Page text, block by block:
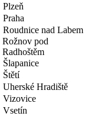
Plzeň
Praha
Roudnice nad Labem
Rožnov pod
Radhoštěm
Šlapanice
Štětí
Uherské Hradiště
Vizovice
Vsetín